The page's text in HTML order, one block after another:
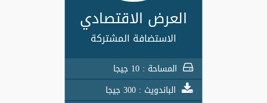
العرض الاقتصادي
الاستضافة المشتركة
المساحة : 10 جيجا
الباندويث : 300 جيجا